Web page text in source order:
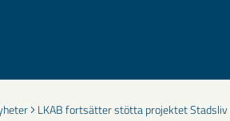
LKAB fortsätter stötta projektet Stadsliv